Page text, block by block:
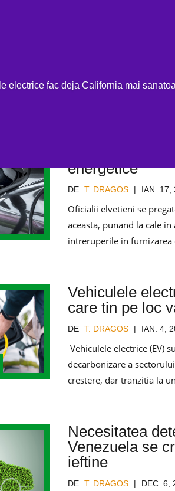
electrice fac deja California mai
energetice
DE T. DRAGOS | IAN. 17,
Oficialii elvetieni se
aceasta, punand la cale
intreruperile in furnizarea
Vehiculele
care tin pe loc
DE T. DRAGOS | IAN. 4,
Vehiculele electrice (EV)
decarbonizare a
crestere, dar tranzitia la
Necesitatea
Venezuela se
ieftine
DE T. DRAGOS | DEC. 6,